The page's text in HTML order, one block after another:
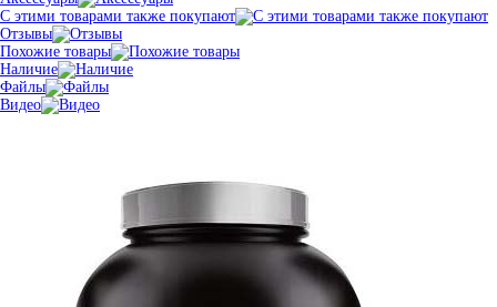
С этими товарами также покупают
Отзывы
Похожие товары
Наличие
Файлы
Видео